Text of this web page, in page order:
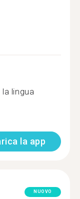
lingua
la app
NUOVO